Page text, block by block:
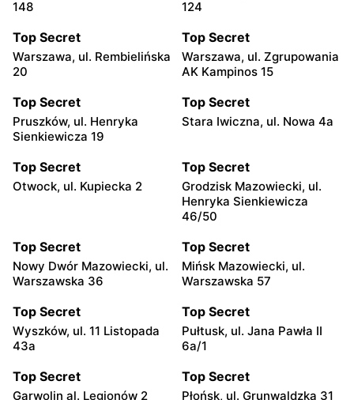
148
124
Top Secret
Warszawa, ul. Rembielińska
20
Top Secret
Warszawa, ul. Zgrupowania
AK Kampinos 15
Top Secret
Pruszków, ul. Henryka
Sienkiewicza 19
Top Secret
Stara Iwiczna, ul. Nowa 4a
Top Secret
Otwock, ul. Kupiecka 2
Top Secret
Grodzisk Mazowiecki, ul.
Henryka Sienkiewicza
46/50
Top Secret
Nowy Dwór Mazowiecki, ul.
Warszawska 36
Top Secret
Mińsk Mazowiecki, ul.
Warszawska 57
Top Secret
Wyszków, ul. 11 Listopada
43a
Top Secret
Pułtusk, ul. Jana Pawła II
6a/1
Top Secret
Garwolin al. Legionów 2
Top Secret
Płońsk, ul. Grunwaldzka 31